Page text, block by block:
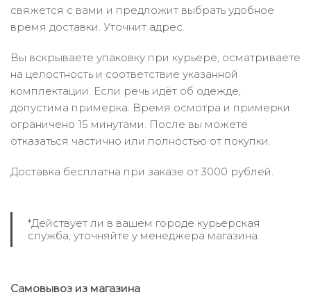
свяжется с вами и предложит выбрать удобное
время доставки. Уточнит адрес.
Вы вскрываете упаковку при курьере, осматриваете
на целостность и соответствие указанной
комплектации. Если речь идёт об одежде,
допустима примерка. Время осмотра и примерки
ограничено 15 минутами. После вы можете
отказаться частично или полностью от покупки.
Доставка бесплатна при заказе от 3000 рублей.
*Действует ли в вашем городе курьерская
служба, уточняйте у менеджера магазина.
Самовывоз из магазина